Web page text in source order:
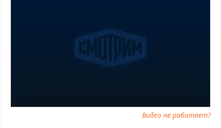
минyт от 02.12.2025 онлайн, самое интересное в 60 минyт от
02.12.2025, 60 минyт от 02.12.2025 смотреть сегодня, смотреть
онлайн 60 минyт от 02.12.2025, ток шоу 60 минyт от 02.12.2025,
смотреть программу 60 минyт от 02.12.2025
Видео не работает?